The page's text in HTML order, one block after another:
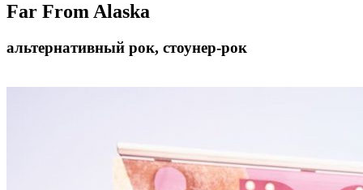
Far From Alaska
альтернативный рок, стоунер-рок